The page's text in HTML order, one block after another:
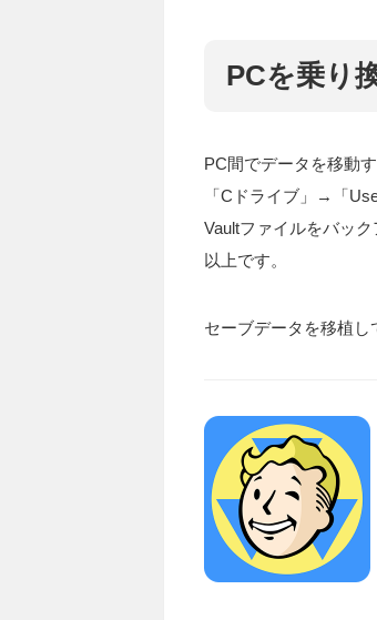
PCを乗り
PC間でデータを移動
「Cドライブ」→「
Vaultファイルをバッ
以上です。
セーブデータを移植し